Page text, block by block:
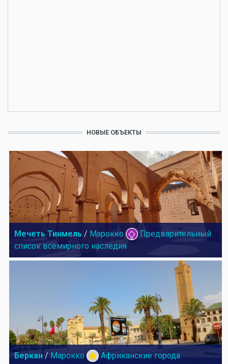
НОВЫЕ ОБЪЕКТЫ
Мечеть Тинмель / Марокко
Предварительный
список всемирного наследия
Беркан / Марокко Африканские города